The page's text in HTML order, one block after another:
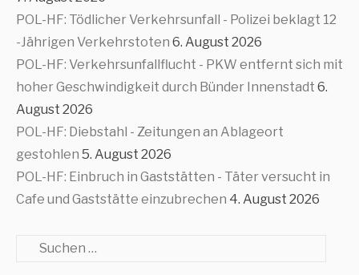
POL-HF: Tödlicher Verkehrsunfall - Polizei beklagt 12
-Jährigen Verkehrstoten 6. August 2026
POL-HF: Verkehrsunfallflucht - PKW entfernt sich mit
hoher Geschwindigkeit durch Bünder Innenstadt 6.
August 2026
POL-HF: Diebstahl - Zeitungen an Ablageort
gestohlen 5. August 2026
POL-HF: Einbruch in Gaststätten - Täter versucht in
Cafe und Gaststätte einzubrechen 4. August 2026
Suche